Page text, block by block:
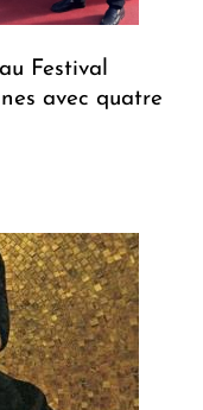
Festival
avec quatre